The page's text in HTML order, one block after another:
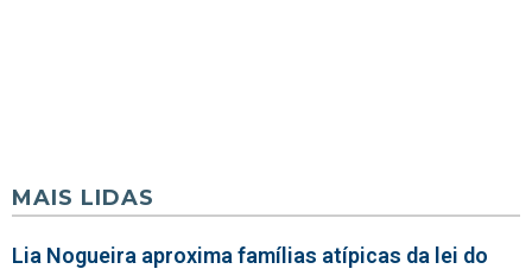
MAIS LIDAS
Lia Nogueira aproxima famílias atípicas da lei do